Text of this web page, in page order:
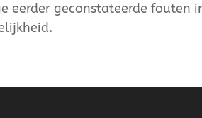
eerder geconstateerde